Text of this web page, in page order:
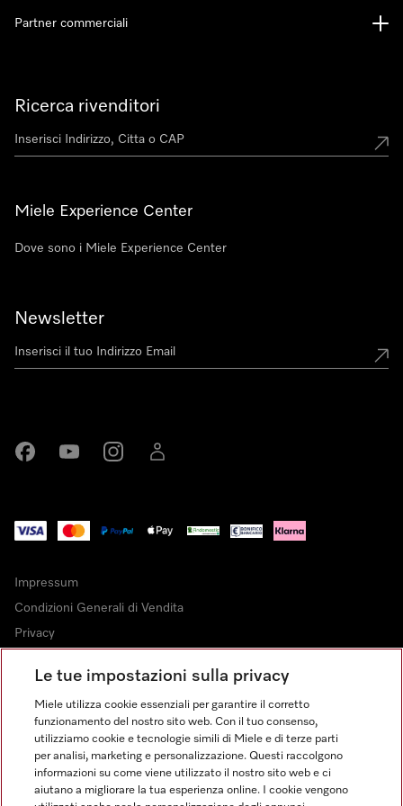
Ricerca rivenditori
Miele Experience Center
Dove sono i Miele Experience Center
Newsletter
Partner commerciali
Impressum
Condizioni Generali di Vendita
Privacy
Dichiarazione di Accessibilità
Modulo di recesso
Legge sui servizi digitali
Impostazioni cookie
Le tue impostazioni sulla privacy
Miele utilizza cookie essenziali per garantire il corretto
funzionamento del nostro sito web. Con il tuo consenso,
utilizziamo cookie e tecnologie simili di Miele e di terze parti
per analisi, marketing e personalizzazione. Questi raccolgono
informazioni su come viene utilizzato il nostro sito web e ci
aiutano a migliorare la tua esperienza online. I cookie vengono